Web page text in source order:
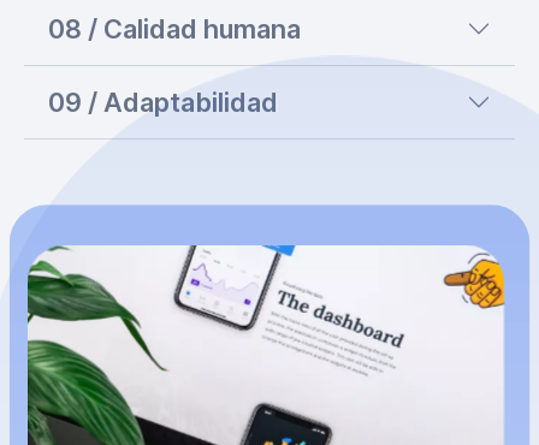
08 / Calidad humana
09 / Adaptabilidad